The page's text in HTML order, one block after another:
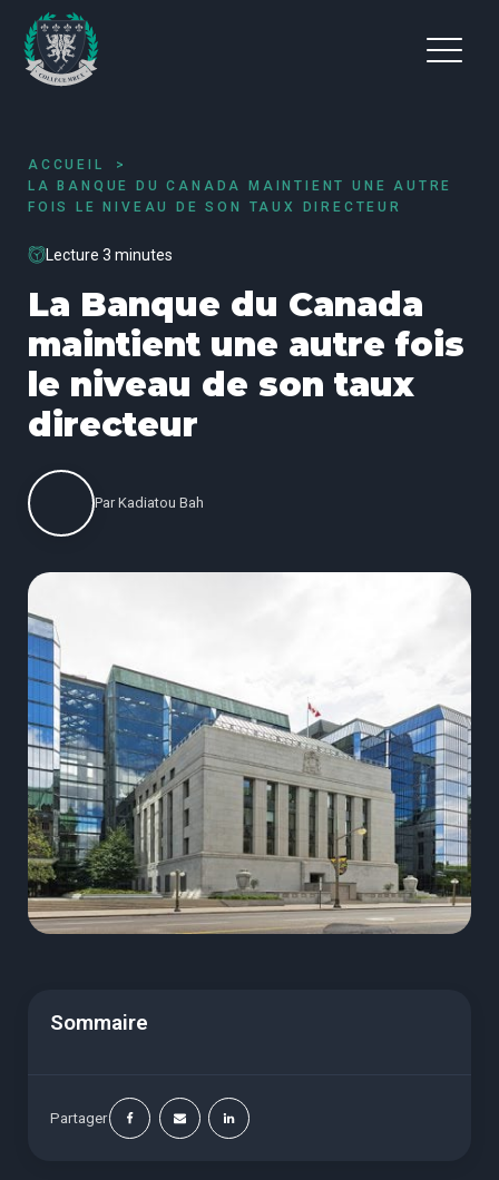
ACCUEIL
LA BANQUE DU CANADA MAINTIENT UNE AUTRE
FOIS LE NIVEAU DE SON TAUX DIRECTEUR
Lecture 3 minutes
La Banque du Canada
maintient une autre fois
le niveau de son taux
directeur
Par Kadiatou Bah
Sommaire
Partager